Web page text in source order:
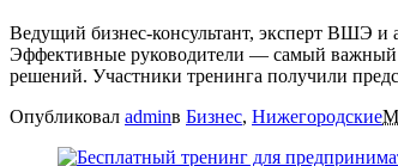
Ведущий бизнес-консультант, эксперт ВШЭ и
Эффективные руководители — самый важный
решений. Участники тренинга получили
Опубликовал adminв Бизнес, Нижегородские